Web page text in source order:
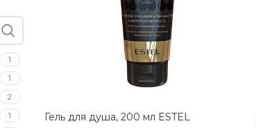
1
1
2
1 Гель для душа, 200 мл ESTEL